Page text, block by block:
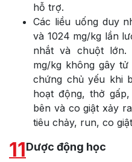
hỗ trợ.
Các liều uống duy
và 1024 mg/kg lần
nhắt và chuột lớn.
mg/kg không gây
chứng chủ yếu khi
hoạt động, thở
bên và co giật xảy
tiêu chảy, run, co
11Dược động học